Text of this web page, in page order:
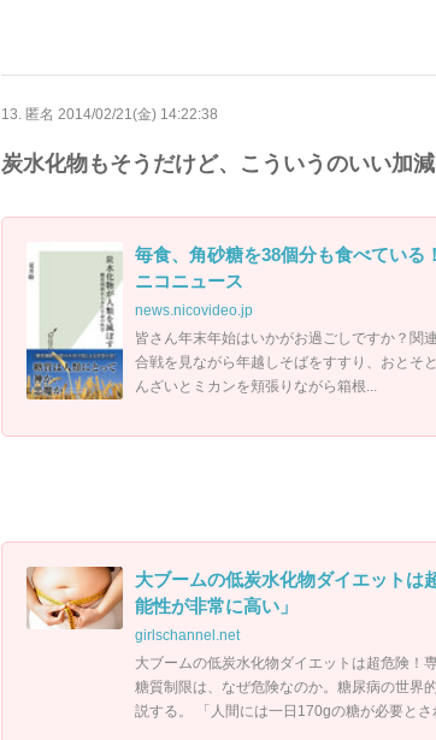
13. 匿名 2014/02/21(金) 14:22:38
炭水化物もそうだけど、こういうのいい加減
毎食、角砂糖を38個分も食べている
ニコニュース
news.nicovideo.jp
皆さん年末年始はいかがお過ごしですか？
合戦を見ながら年越しそばをすすり、おとそ
んざいとミカンを頬張りながら箱根...
大ブームの低炭水化物ダイエットは
能性が非常に高い」
girlschannel.net
大ブームの低炭水化物ダイエットは超危険！
糖質制限は、なぜ危険なのか。糖尿病の世界
説する。 「人間には一日170gの糖が必要と